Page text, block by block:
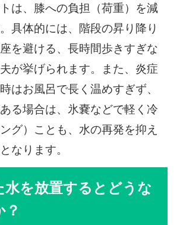
は、膝への負担（荷重）を減
具体的には、階段の昇り降り
を避ける、長時間歩きすぎな
が挙げられます。また、炎症
はお風呂で長く温めすぎず、
る場合は、氷嚢などで軽く冷
グ）ことも、水の再発を抑え
なります。
水を放置するとどうな
？